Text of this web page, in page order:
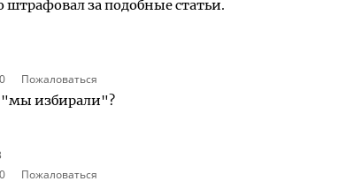
за подобные статьи.
0 Пожаловаться
"мы избирали"?
0 Пожаловаться